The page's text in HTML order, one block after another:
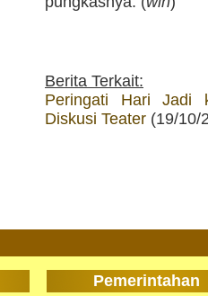
Berita Terkait:
Peringati Hari Jadi
Diskusi Teater (19/10/
Pemerintahan